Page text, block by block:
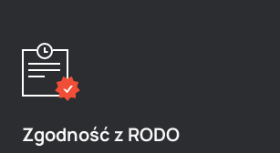
Zgodność z RODO